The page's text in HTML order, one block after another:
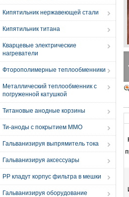
Кипятильник нержавеющей стали
Кипятильник титана
Кварцевые электрические
нагреватели
Фторополимерные теплообменники
Металлический теплообменник с
погруженной катушкой
Титановые анодные корзины
Ти-аноды с покрытием MMO
Гальванизируя выпрямитель тока
Гальванизируя аксессуары
PP кладут корпус фильтра в мешки
Гальванизируя оборудование